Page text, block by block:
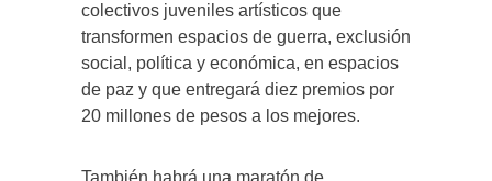
colectivos juveniles artísticos que
transformen espacios de guerra, exclusión
social, política y económica, en espacios
de paz y que entregará diez premios por
20 millones de pesos a los mejores.
También habrá una maratón de